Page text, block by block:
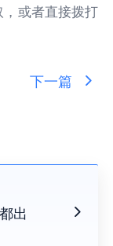
或者直接拨打
下一篇
出